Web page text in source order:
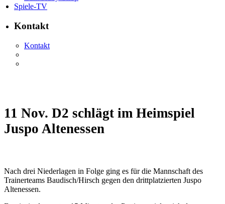
Spiele-TV
Kontakt
Kontakt
11 Nov. D2 schlägt im Heimspiel
Juspo Altenessen
Nach drei Niederlagen in Folge ging es für die Mannschaft des
Trainerteams Baudisch/Hirsch gegen den drittplatzierten Juspo
Altenessen.